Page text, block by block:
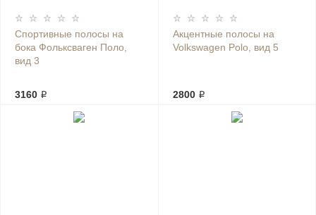
Спортивные полосы на
бока Фольксваген Поло,
вид 3
3160 ₽
Акцентные полосы на
Volkswagen Polo, вид 5
2800 ₽